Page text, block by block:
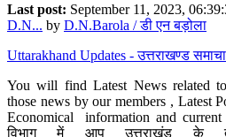
Last post: September 11, 2023,
D.N... by D.N.Barola / डी एन बड़ोला
Uttarakhand Updates - उत्तराखण्ड
You will find Latest News related
those news by our members , Latest
Economical information and
विभाग में आप उत्तराखंड के